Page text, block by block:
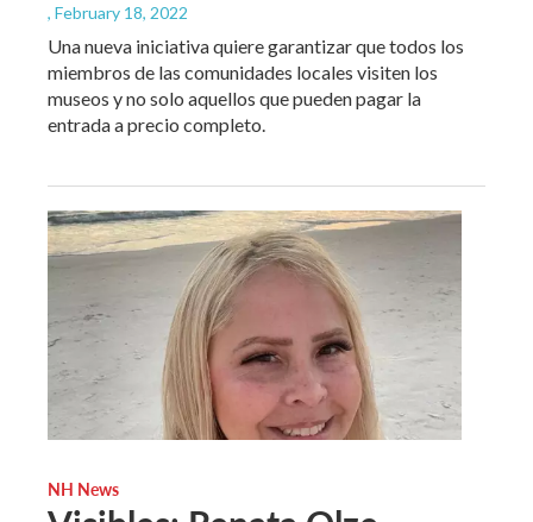
, February 18, 2022
Una nueva iniciativa quiere garantizar que todos los
miembros de las comunidades locales visiten los
museos y no solo aquellos que pueden pagar la
entrada a precio completo.
NH News